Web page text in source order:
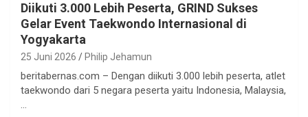
Diikuti 3.000 Lebih Peserta, GRIND Sukses
Gelar Event Taekwondo Internasional di
Yogyakarta
25 Juni 2026 Philip Jehamun
beritabernas.com – Dengan diikuti 3.000 lebih peserta, atlet
taekwondo dari 5 negara peserta yaitu Indonesia, Malaysia,
…